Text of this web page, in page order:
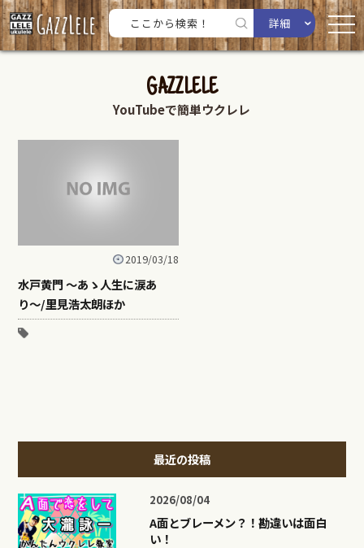
詳細
GAZZLELE
YouTubeで簡単ウクレレ
2019/03/18
水戸黄門 〜あゝ人生に涙あ
り〜/里見浩太朗ほか
最近の投稿
2026/08/04
A面とブレーメン？！勘違いは面白
い！